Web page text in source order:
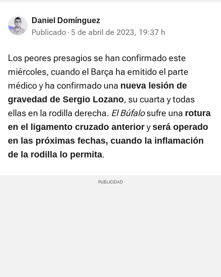
Daniel Domínguez
Publicado 5 de abril de 2023, 19:37 h
Los peores presagios se han confirmado este
miércoles, cuando el Barça ha emitido el parte
médico y ha confirmado una nueva lesión de
gravedad de Sergio Lozano, su cuarta y todas
ellas en la rodilla derecha. El Búfalosufre una rotura
en el ligamento cruzado anterior y será operado
en las próximas fechas, cuando la inflamación
de la rodilla lo permita.